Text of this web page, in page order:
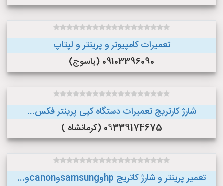
تعمیرات کامپیوتر و پرینتر و لپتاپ
09103396090 (یاسوج)
شارژ کارتریج تعمیرات دستگاه کپی پرینتر فکس...
09339174675 (کرمانشاه )
تعمیر پرینتر و شارژ کاتریج hpوsamsungوcanonو...